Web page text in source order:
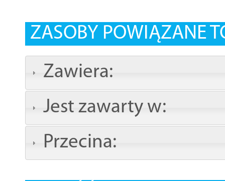
ZASOBY POWIĄZANE
Zawiera:
Jest zawarty w:
Przecina: